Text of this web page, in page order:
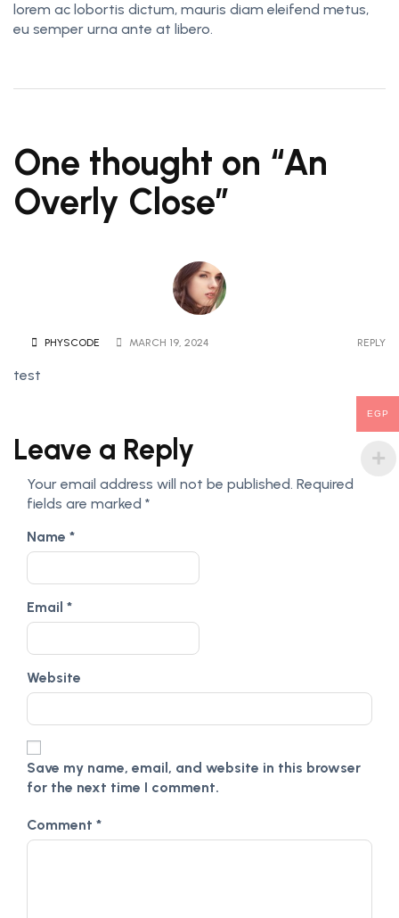
lorem ac lobortis dictum, mauris diam eleifend metus,
eu semper urna ante at libero.
One thought on “An
Overly Close”
PHYSCODE MARCH 19, 2024 REPLY
test
Leave a Reply
Your email address will not be published. Required
fields are marked *
Name *
Email *
Website
Save my name, email, and website in this browser
for the next time I comment.
Comment *
EGP